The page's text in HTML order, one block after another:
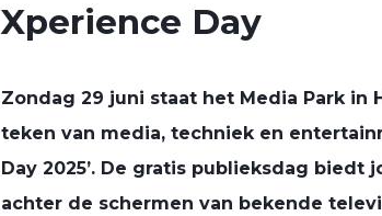
Xperience Day
Zondag 29 juni staat het Media Park in
teken van media, techniek en
Day 2025’. De gratis publieksdag biedt
achter de schermen van bekende